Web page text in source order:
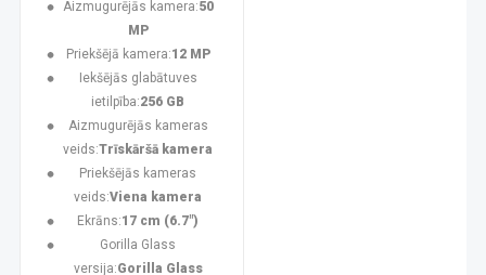
Aizmugurējās kamera:50
MP
Priekšējā kamera:12 MP
Iekšējās glabātuves
ietilpība:256 GB
Aizmugurējās kameras
veids:Trīskāršā kamera
Priekšējās kameras
veids:Viena kamera
Ekrāns:17 cm (6.7")
Gorilla Glass
versija:Gorilla Glass